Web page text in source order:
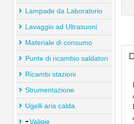
Lampade da Laboratorio
Lavaggio ad Ultrasuoni
Materiale di consumo
Punte di ricambio saldatori
Ricambi stazioni
Strumentazione
Ugelli aria calda
Valigie